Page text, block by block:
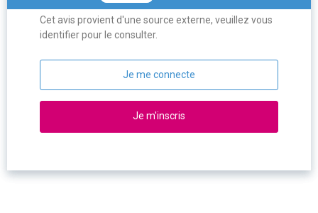
Cet avis provient d'une source externe, veuillez vous
identifier pour le consulter.
Je me connecte
Je m'inscris